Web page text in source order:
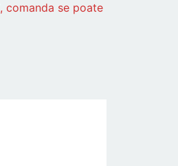
, comanda se poate